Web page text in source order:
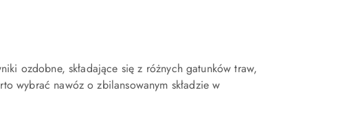
ozdobne, składające się z różnych gatunków traw,
wybrać nawóz o zbilansowanym składzie w